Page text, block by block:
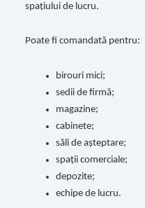
spațiului de lucru.
Poate fi comandată pentru:
birouri mici;
sedii de firmă;
magazine;
cabinete;
săli de așteptare;
spații comerciale;
depozite;
echipe de lucru.